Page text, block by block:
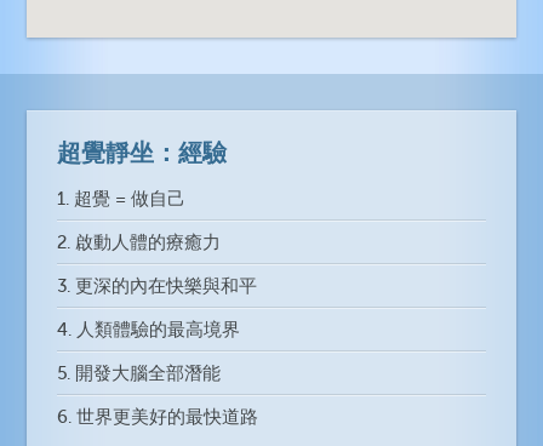
超覺靜坐：經驗
1. 超覺 = 做自己
2. 啟動人體的療癒力
3. 更深的內在快樂與和平
4. 人類體驗的最高境界
5. 開發大腦全部潛能
6. 世界更美好的最快道路